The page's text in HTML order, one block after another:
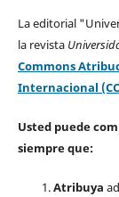
La editorial
la revista
Commons
Internacional
Usted puede
siempre que:
Atribuya